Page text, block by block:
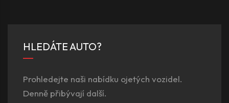
HLEDÁTE AUTO?
Prohledejte naši nabídku ojetých vozidel.
Denně přibývají další.